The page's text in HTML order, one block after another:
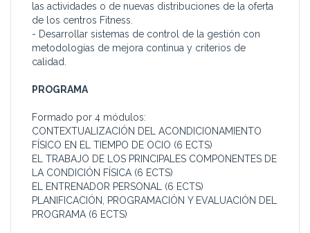
las actividades o de nuevas distribuciones de la oferta
de los centros Fitness.
- Desarrollar sistemas de control de la gestión con
metodologías de mejora continua y criterios de
calidad.
PROGRAMA
Formado por 4 módulos:
CONTEXTUALIZACIÓN DEL ACONDICIONAMIENTO
FÍSICO EN EL TIEMPO DE OCIO (6 ECTS)
EL TRABAJO DE LOS PRINCIPALES COMPONENTES DE
LA CONDICIÓN FÍSICA (6 ECTS)
EL ENTRENADOR PERSONAL (6 ECTS)
PLANIFICACIÓN, PROGRAMACIÓN Y EVALUACIÓN DEL
PROGRAMA (6 ECTS)